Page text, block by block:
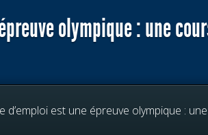
olympique : une
d’emploi est une épreuve olympique :